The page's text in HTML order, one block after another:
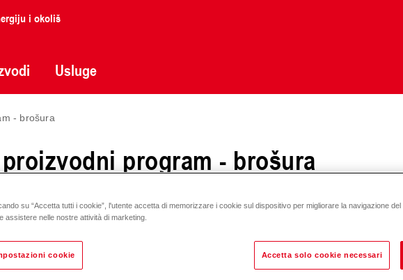
i okoliš
Usluge
- brošura
program - brošura
za grijanje, hlađenje i ventilaciju za
su “Accetta tutti i cookie”, l'utente accetta di memorizzare i cookie sul dispositivo per migliorare la navigazione
assistere nelle nostre attività di marketing.
cookie Accetta solo cookie necessari